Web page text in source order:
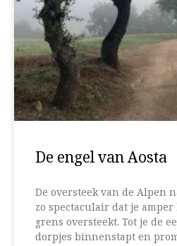
De engel van Aosta
De oversteek van de Alpen
zo spectaculair dat je amper
grens oversteekt. Tot je de
dorpjes binnenstapt en